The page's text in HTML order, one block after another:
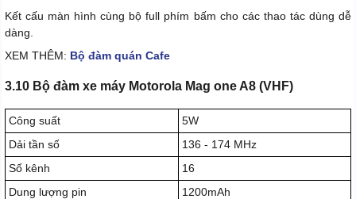
Kết cấu màn hình cùng bộ full phím bấm cho các thao tác dùng dễ
dàng.
XEM THÊM: Bộ đàm quán Cafe
3.10 Bộ đàm xe máy Motorola Mag one A8 (VHF)
Công suất
5W
Dải tần số
136 - 174 MHz
Số kênh
16
Dung lượng pin
1200mAh